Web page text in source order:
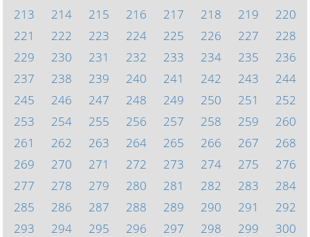
213
214 215 216 217 218 219
220
221
222 223 224 225 226 227
228
229
230 231 232 233 234 235
236
237
238 239 240 241 242 243
244
245
246 247 248 249 250 251
252
253
254 255 256 257 258 259
260
261
262 263 264 265 266 267
268
269
270 271 272 273 274 275
276
277
278 279 280 281 282 283
284
285
286 287 288 289 290 291
292
293
294 295 296 297 298 299
300